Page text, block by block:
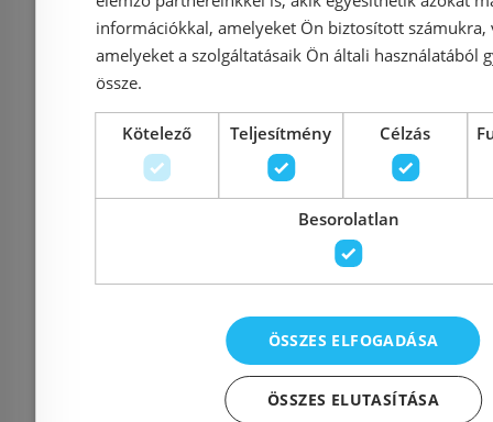
Azonosító: 214276
Cikkszám: SRN_410P
49 900 Ft 39 990 Ft 49 900 Ft
információkkal, amelyeket Ön biztosított számukra,
amelyeket a szolgáltatásaik Ön általi használatából
össze.
Kötelező Teljesítmény Célzás
Besorolatlan
ÖSSZES ELFOGADÁSA
ÖSSZES ELUTASÍTÁSA